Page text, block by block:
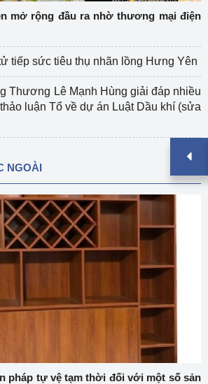
mở rộng đầu ra nhờ thương mại điện
tiếp sức tiêu thụ nhãn lồng Hưng Yên
Thương Lê Mạnh Hùng giải đáp nhiều
luận Tổ về dự án Luật Dầu khí (sửa
NGOÀI
pháp tự vệ tạm thời đối với một số sản